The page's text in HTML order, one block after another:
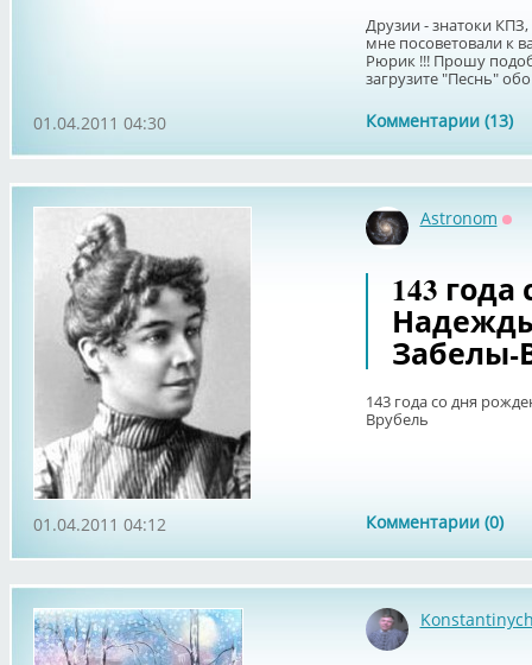
Друзии - знатоки
мне посоветовали к
Рюрик !!! Прошу
загрузите "Песнь"
Комментарии (13)
01.04.2011 04:30
Astronom
143
Забелы-
143 года со дня
Врубель
Комментарии (0)
01.04.2011 04:12